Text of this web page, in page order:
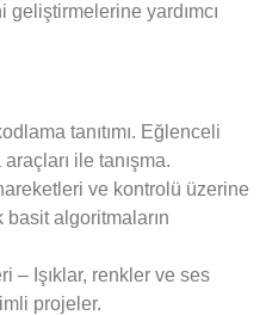
yardımcı
tanıtımı. Eğlenceli
ile tanışma.
ve kontrolü üzerine
basit algoritmaların
– Işıklar, renkler ve ses
projeler.